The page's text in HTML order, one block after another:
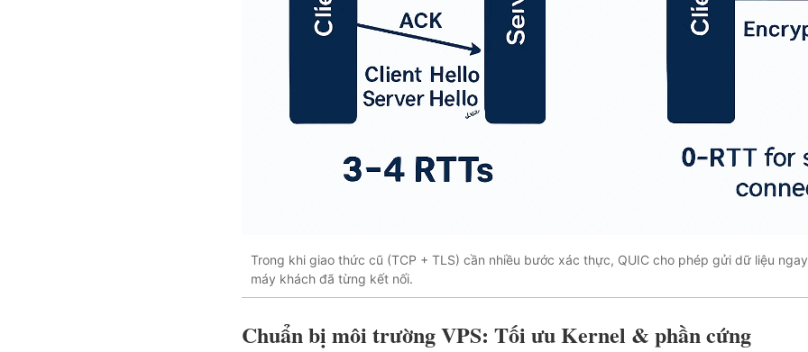
Trong khi giao thức cũ (TCP + TLS) cần nhiều bước xác thực, QUIC cho phép gửi dữ liệu
máy khách đã từng kết nối.
Chuẩn bị môi trường VPS: Tối ưu Kernel & phần cứng